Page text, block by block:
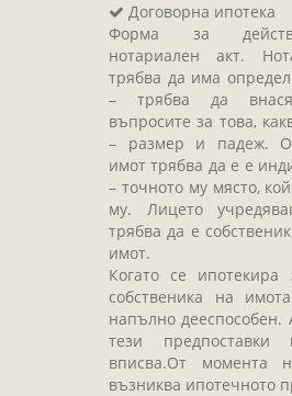
Констативни протоколи
Завещания
Изготвяне на документи
Брачни договори
БЛАНКИ
ТАКСИ
ПОЛЕЗНА ИНФОРМАЦИЯ
КОНТАКТИ
Договорна ипотека
Форма за
нотариален акт.
трябва да има
– трябва да
въпросите за това,
– размер и падеж.
имот трябва да е е
– точното му място,
му. Лицето
трябва да е
имот.
Когато се
собственика на
напълно дееспособен.
тези предпоставки
вписва.От момента
възниква ипотечното